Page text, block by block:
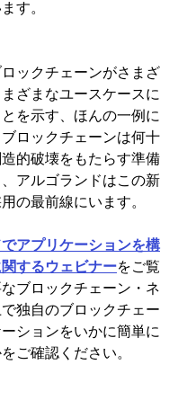
す。
ックチェーンがさまざ
ざまなユースケースに
を示す、ほんの一例に
ロックチェーンは何十
的破壊をもたらす準備
アルゴランドはこの新
の最前線にいます。
アプリケーションを構
するウェビナーをご覧
ブロックチェーン・ネ
独自のブロックチェー
ションをいかに簡単に
ご確認ください。